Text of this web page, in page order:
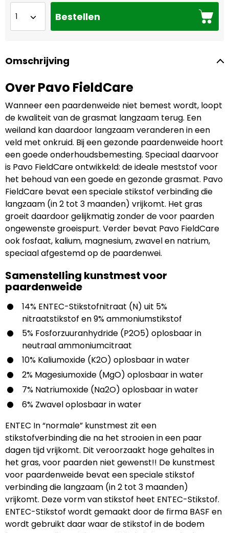
Bestellen
Omschrijving
Over Pavo FieldCare
Wanneer een paardenweide niet bemest wordt, loopt
de kwaliteit van de grasmat langzaam terug. Een
weiland kan daardoor langzaam veranderen in een
veld met onkruid. Bij een gezonde paardenweide hoort
een goede onderhoudsbemesting. Speciaal daarvoor
is Pavo FieldCare ontwikkeld: de ideale meststof voor
het behoud van een goede en gezonde grasmat. Pavo
FieldCare bevat een speciale stikstof verbinding die
langzaam (in 2 tot 3 maanden) vrijkomt. Het gras
groeit daardoor gelijkmatig zonder de voor paarden
ongewenste groeispurt. Verder bevat Pavo FieldCare
ook fosfaat, kalium, magnesium, zwavel en natrium,
speciaal afgestemd op de paardenwei.
Samenstelling kunstmest voor
paardenweide
14% ENTEC-Stikstofnitraat (N) uit 5%
nitraatstikstof en 9% ammoniumstikstof
5% Fosforzuuranhydride (P2O5) oplosbaar in
neutraal ammoniumcitraat
10% Kaliumoxide (K2O) oplosbaar in water
2% Magesiumoxide (MgO) oplosbaar in water
7% Natriumoxide (Na2O) oplosbaar in water
6% Zwavel oplosbaar in water
ENTEC In “normale” kunstmest zit een
stikstofverbinding die na het strooien in een paar
dagen tijd vrijkomt. Dit veroorzaakt hoge gehaltes in
het gras, voor paarden niet gewenst!! De kunstmest
voor paardenweide bevat een speciale stikstof
verbinding die langzaam (in 2 tot 3 maanden)
vrijkomt. Deze vorm van stikstof heet ENTEC-Stikstof.
ENTEC-Stikstof wordt gemaakt door de firma BASF en
wordt gebruikt daar waar de stikstof in de bodem